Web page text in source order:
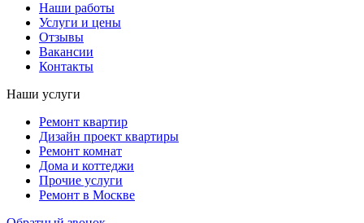
Наши работы
Услуги и цены
Отзывы
Вакансии
Контакты
Наши услуги
Ремонт квартир
Дизайн проект квартиры
Ремонт комнат
Дома и коттеджи
Прочие услуги
Ремонт в Москве